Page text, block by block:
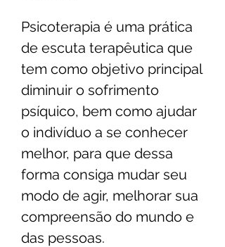
Psicoterapia é uma prática
de escuta terapêutica que
tem como objetivo principal
diminuir o sofrimento
psíquico, bem como ajudar
o indivíduo a se conhecer
melhor, para que dessa
forma consiga mudar seu
modo de agir, melhorar sua
compreensão do mundo e
das pessoas.